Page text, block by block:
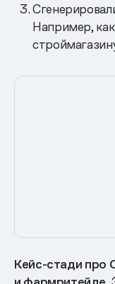
Например,
Кейс-стади про